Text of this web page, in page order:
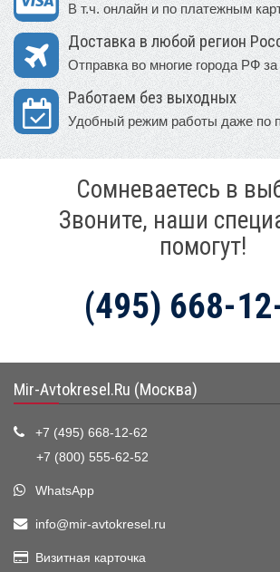
В т.ч. онлайн и по платежным
Доставка в любой регион
Отправка во многие города РФ
Работаем без выходных
Удобный режим работы даже по
Сомневаетесь в
Звоните, наши
помогут!
(495) 668-
Mir-Avtokresel.Ru (Москва)
+7 (495) 668-12-62
+7 (800) 555-62-52
WhatsApp
info@mir-avtokresel.ru
Визитная карточка